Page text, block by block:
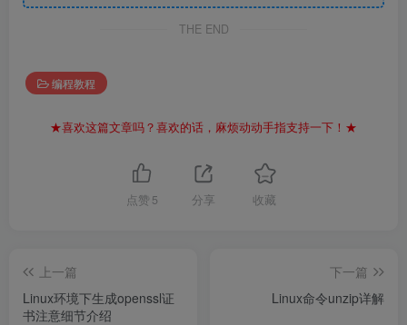
THE END
编程教程
★喜欢这篇文章吗？喜欢的话，麻烦动动手指支持一下！★
点赞 5 分享 收藏
上一篇
Linux环境下生成openssl证
书注意细节介绍
下一篇
Linux命令unzip详解